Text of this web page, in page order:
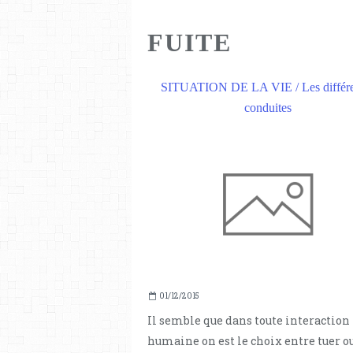
FUITE
SITUATION DE LA VIE / Les
conduites
01/12/2015
Il semble que dans toute interaction
humaine on est le choix entre tuer